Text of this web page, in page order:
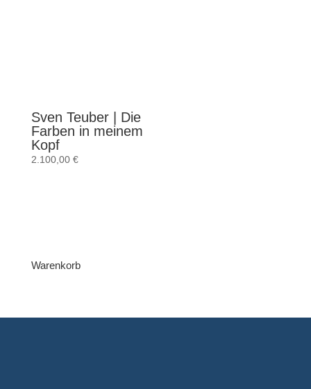
Sven Teuber | Die
Farben in meinem
Kopf
2.100,00 €
Warenkorb